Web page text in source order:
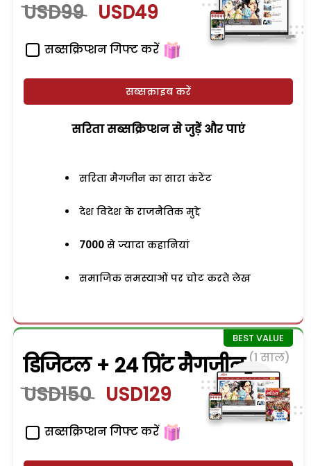
USD99 USD49
सब्सक्रिप्शन गिफ्ट करें
सब्सक्राइब करें
सरिता सब्सक्रिप्शन से जुड़ेें और पाएं
सरिता मैगजीन का सारा कंटेंट
देश विदेश के राजनैतिक मुद्दे
7000 से ज्यादा कहानियां
समाजिक समस्याओं पर चोट करते लेख
डिजिटल + 24 प्रिंट मैगजीन (1 साल)
USD150 USD129
सब्सक्रिप्शन गिफ्ट करें